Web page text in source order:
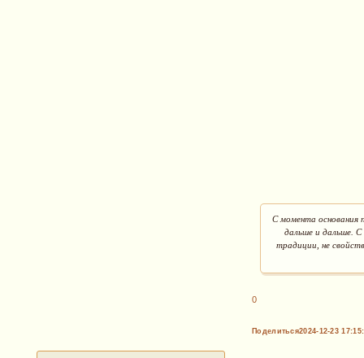
С момента основания
дальше и дальше. С
традиции, не
0
Поделиться2024-12-23